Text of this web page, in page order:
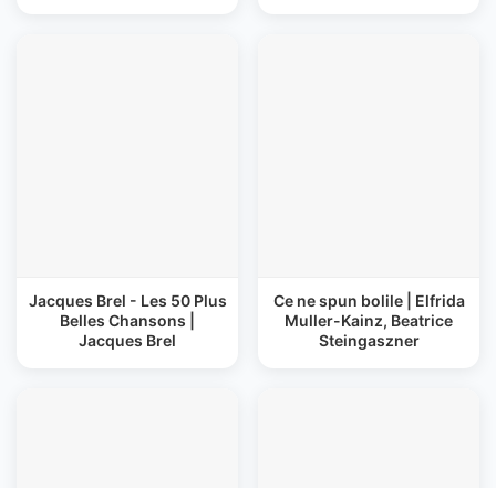
Jacques Brel - Les 50 Plus
Belles Chansons |
Jacques Brel
Ce ne spun bolile | Elfrida
Muller-Kainz, Beatrice
Steingaszner